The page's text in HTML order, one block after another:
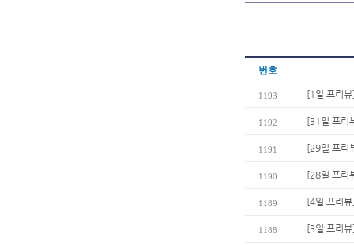
번호
1193 [1일 프리
1192 [31일 프리
1191 [29일 프리
1190 [28일 프리
1189 [4일 프리
1188 [3일 프리